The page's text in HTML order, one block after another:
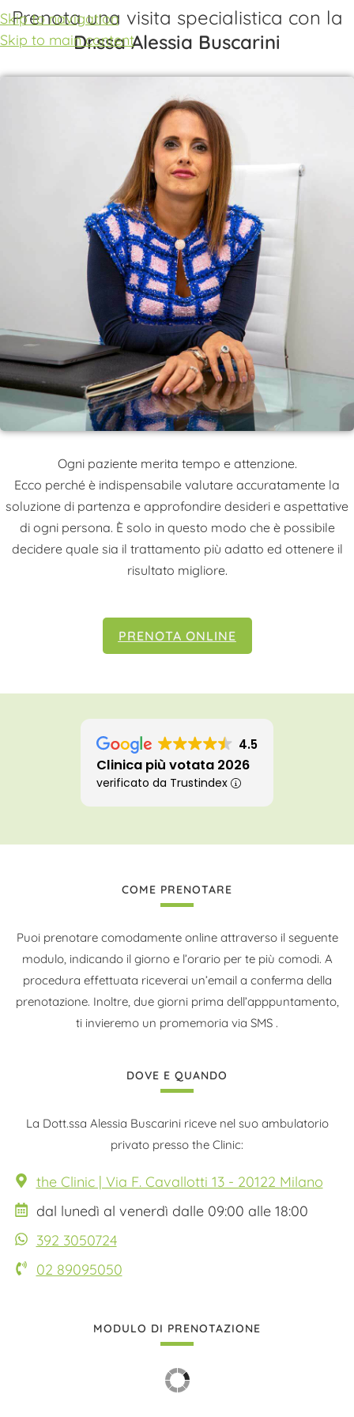
Skip to navigation
Skip to main content
Prenota una visita specialistica con la
Dr.ssa Alessia Buscarini
Ogni paziente merita tempo e attenzione.
Ecco perché è indispensabile valutare accuratamente la
soluzione di partenza e approfondire desideri e aspettative
di ogni persona. È solo in questo modo che è possibile
decidere quale sia il trattamento più adatto ed ottenere il
risultato migliore.
PRENOTA ONLINE
4.5
Clinica più votata 2026
verificato da Trustindex
COME PRENOTARE
Puoi prenotare comodamente online attraverso il seguente
modulo, indicando il giorno e l’orario per te più comodi. A
procedura effettuata riceverai un’email a conferma della
prenotazione. Inoltre, due giorni prima dell’apppuntamento,
ti invieremo un promemoria via SMS .
DOVE E QUANDO
La Dott.ssa Alessia Buscarini riceve nel suo ambulatorio
privato presso the Clinic:
the Clinic | Via F. Cavallotti 13 - 20122 Milano
dal lunedì al venerdì dalle 09:00 alle 18:00
392 3050724
02 89095050
MODULO DI PRENOTAZIONE